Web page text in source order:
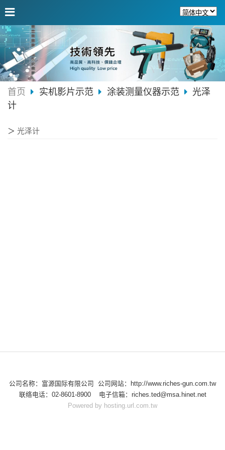
首页 实机影片示范 涂装测量仪器示范
光泽
计
＞ 光泽计
公司名称：富源国际有限公司 公司网站：http://www.riches-gun.com.tw
联络电话：02-8601-8900 电子信箱：riches.ted@msa.hinet.net
Powered by hosting.url.com.tw